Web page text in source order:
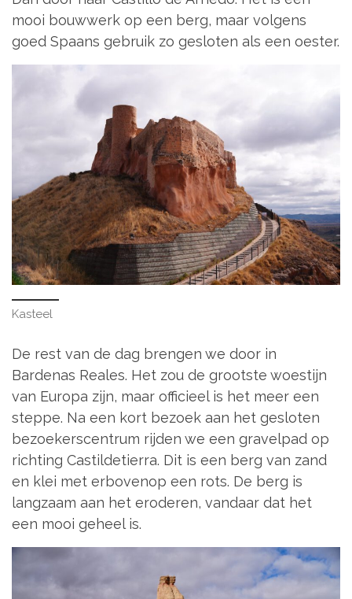
mooi bouwwerk op een berg, maar volgens
goed Spaans gebruik zo gesloten als een oester.
Kasteel
De rest van de dag brengen we door in
Bardenas Reales. Het zou de grootste woestijn
van Europa zijn, maar officieel is het meer een
steppe. Na een kort bezoek aan het gesloten
bezoekerscentrum rijden we een gravelpad op
richting Castildetierra. Dit is een berg van zand
en klei met erbovenop een rots. De berg is
langzaam aan het eroderen, vandaar dat het
een mooi geheel is.